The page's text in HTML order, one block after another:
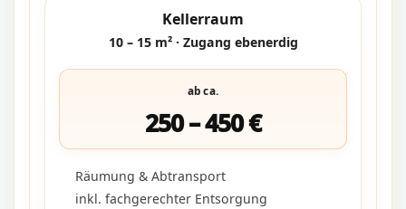
Kellerraum
10 – 15 m² · Zugang ebenerdig
ab ca.
250 – 450 €
Räumung & Abtransport
inkl. fachgerechter Entsorgung